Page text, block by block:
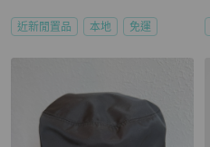
近新閒置品 本地 免運